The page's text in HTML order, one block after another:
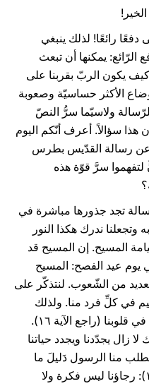
رائعًا! لذلك ينبغي
الرّائع: يمكنها أن تبعث
كيف يكون الربّ بقربنا على
الأكثر حساسيّة وصعوبة
ولاسيّما سرُّ النصّ
(۱ بط ۳، ٨- ۱٧)؟ كان هذا سؤالاً. أعرف أنّكم اليوم
عن رسالة القدّيس بطرس
لتفهموا سرَّ قوّة هذه
تجد جذورها مباشرة في
ندرك هكذا النور
المسيح. إن المسيح قد
يوم عيد الفصح: المسيح
من الشّعوب. لنتذكّر على
في كلِّ فرد منا. ولذلك
يدعونا القديس بطرس بقوّة لنعبده في قلوبنا (راجع الآية ۱٦).
زال يجدّدنا ويجدد حياتنا
منا الرسول دَليلَ ما
نحن علَيه مِنَ الرَّجاء (راجع الآية ۱٦): رجاؤنا ليس فكرة ولا